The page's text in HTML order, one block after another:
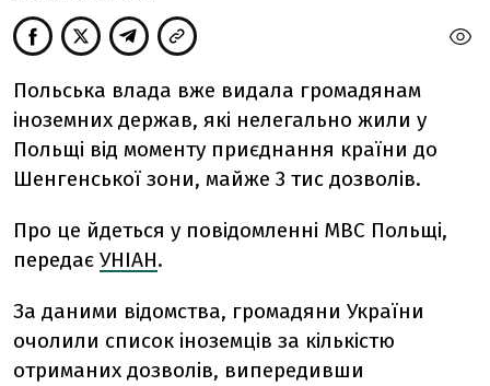
Польська влада вже видала громадянам
іноземних держав, які нелегально жили у
Польщі від моменту приєднання країни до
Шенгенської зони, майже 3 тис дозволів.
Про це йдеться у повідомленні МВС Польщі,
передає УНІАН.
За даними відомства, громадяни України
очолили список іноземців за кількістю
отриманих дозволів, випередивши